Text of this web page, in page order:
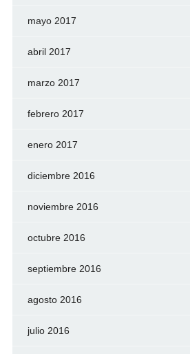
mayo 2017
abril 2017
marzo 2017
febrero 2017
enero 2017
diciembre 2016
noviembre 2016
octubre 2016
septiembre 2016
agosto 2016
julio 2016